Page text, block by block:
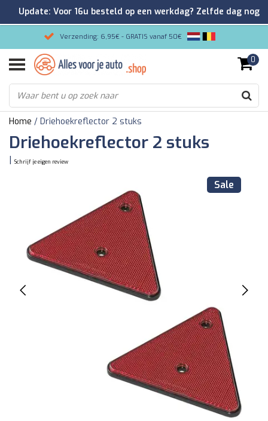
Verzending: 6,95€ - GRATIS vanaf 50€
Gemakkelijk bestellen/Veilig betalen
9.2/10 Klantenrating via Kiyoh!
0
Home / Driehoekreflector 2 stuks
Driehoekreflector 2 stuks
Schrijf je eigen review
Sale
Update: Voor 16u besteld op een werkdag? Zelfde dag nog
verzonden!